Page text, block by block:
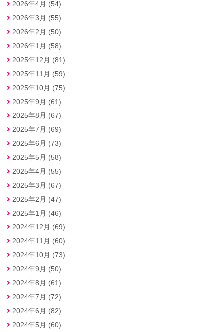
2026年4月 (54)
2026年3月 (55)
2026年2月 (50)
2026年1月 (58)
2025年12月 (81)
2025年11月 (59)
2025年10月 (75)
2025年9月 (61)
2025年8月 (67)
2025年7月 (69)
2025年6月 (73)
2025年5月 (58)
2025年4月 (55)
2025年3月 (67)
2025年2月 (47)
2025年1月 (46)
2024年12月 (69)
2024年11月 (60)
2024年10月 (73)
2024年9月 (50)
2024年8月 (61)
2024年7月 (72)
2024年6月 (82)
2024年5月 (60)